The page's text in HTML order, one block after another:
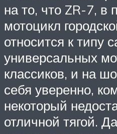
на то, что ZR-7, в
мотоцикл
относится к типу
универсальных
классиков, и на
себя уверенно,
некоторый
отличной тягой.